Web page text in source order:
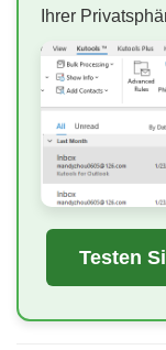
Ihrer
Testen